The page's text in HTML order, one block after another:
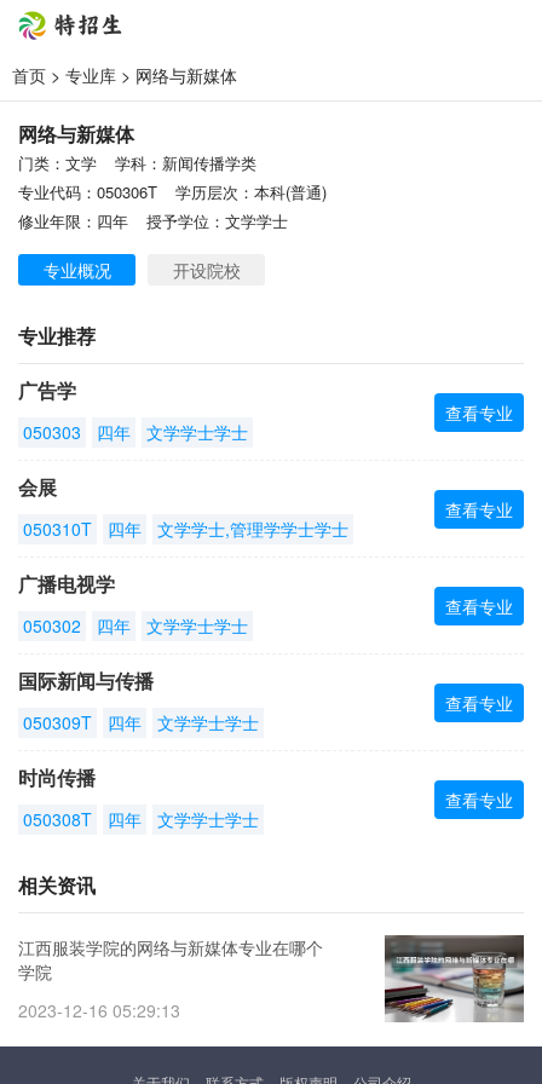
首页 > 专业库 > 网络与新媒体
网络与新媒体
门类：文学
学科：新闻传播学类
专业代码：050306T
学历层次：本科(普通)
修业年限：四年
授予学位：文学学士
专业概况 开设院校
专业推荐
广告学
050303 四年 文学学士学士
查看专业
会展
050310T 四年 文学学士,管理学学士学士
查看专业
广播电视学
050302 四年 文学学士学士
查看专业
国际新闻与传播
050309T 四年 文学学士学士
查看专业
时尚传播
050308T 四年 文学学士学士
查看专业
相关资讯
江西服装学院的网络与新媒体专业在哪个
学院
2023-12-16 05:29:13